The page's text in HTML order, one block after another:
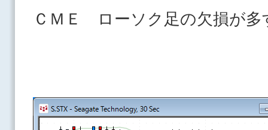
ＣＭＥ ローソク足の欠損が多